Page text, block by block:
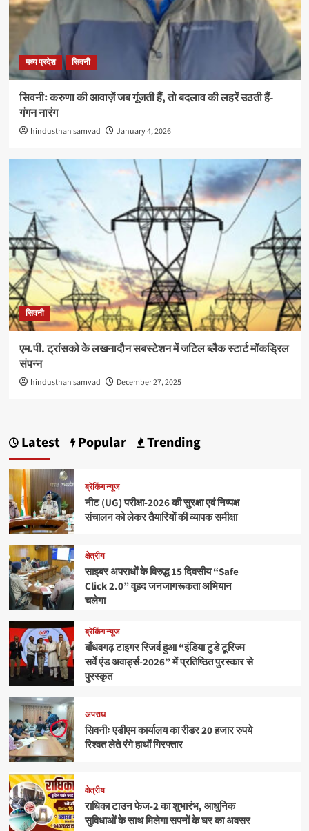
मध्य प्रदेश सिवनी
सिवनीः करुणा की आवाज़ें जब गूंजती हैं, तो बदलाव की लहरें उठती हैं-
गंगन नारंग
hindusthan samvad January 4, 2026
सिवनी
एम.पी. ट्रांसको के लखनादौन सबस्टेशन में जटिल ब्लैक स्टार्ट मॉकड्रिल
संपन्न
hindusthan samvad December 27, 2025
Latest Popular Trending
ब्रेकिंग न्यूज
नीट (UG) परीक्षा-2026 की सुरक्षा एवं निष्पक्ष
संचालन को लेकर तैयारियों की व्यापक समीक्षा
क्षेत्रीय
साइबर अपराधों के विरुद्ध 15 दिवसीय “Safe
Click 2.0” वृहद जनजागरूकता अभियान
चलेगा
ब्रेकिंग न्यूज
बाँधवगढ़ टाइगर रिजर्व हुआ “इंडिया टुडे टूरिज्म
सर्वे एंड अवार्ड्स-2026” में प्रतिष्ठित पुरस्कार से
पुरस्कृत
अपराध
सिवनीः एडीएम कार्यालय का रीडर 20 हजार रुपये
रिश्वत लेते रंगे हाथों गिरफ्तार
क्षेत्रीय
राधिका टाउन फेज-2 का शुभारंभ, आधुनिक
सुविधाओं के साथ मिलेगा सपनों के घर का अवसर